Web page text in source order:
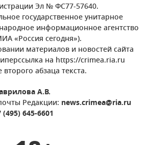
Эл № ФС77-57640.
государственное унитарное
информационное агентство
«Россия сегодня»).
материалов и новостей сайта
на https://crimea.ria.ru
абзаца текста.
А.В.
Редакции: news.crimea@ria.ru
(495) 645-6601